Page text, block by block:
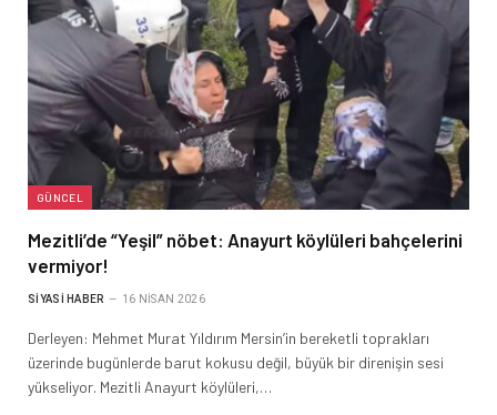
GÜNCEL
Mezitli’de “Yeşil” nöbet: Anayurt köylüleri bahçelerini
vermiyor!
SIYASI HABER 16 NISAN 2026
Derleyen: Mehmet Murat Yıldırım Mersin’in bereketli toprakları
üzerinde bugünlerde barut kokusu değil, büyük bir direnişin sesi
yükseliyor. Mezitli Anayurt köylüleri,…